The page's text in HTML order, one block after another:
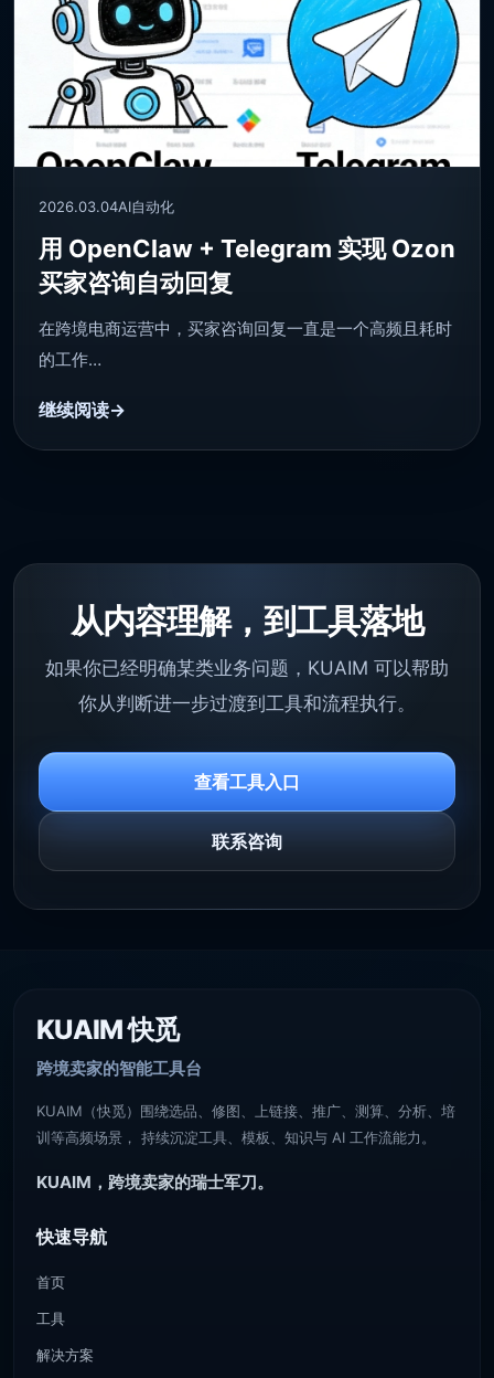
2026.03.04AI自动化
用 OpenClaw + Telegram 实现 Ozon
买家咨询自动回复
在跨境电商运营中，买家咨询回复一直是一个高频且耗时
的工作…
继续阅读
从内容理解，到工具落地
如果你已经明确某类业务问题，KUAIM 可以帮助
你从判断进一步过渡到工具和流程执行。
查看工具入口
联系咨询
KUAIM 快觅
跨境卖家的智能工具台
KUAIM（快觅）围绕选品、修图、上链接、推广、测算、分析、培
训等高频场景， 持续沉淀工具、模板、知识与 AI 工作流能力。
KUAIM，跨境卖家的瑞士军刀。
快速导航
首页
工具
解决方案